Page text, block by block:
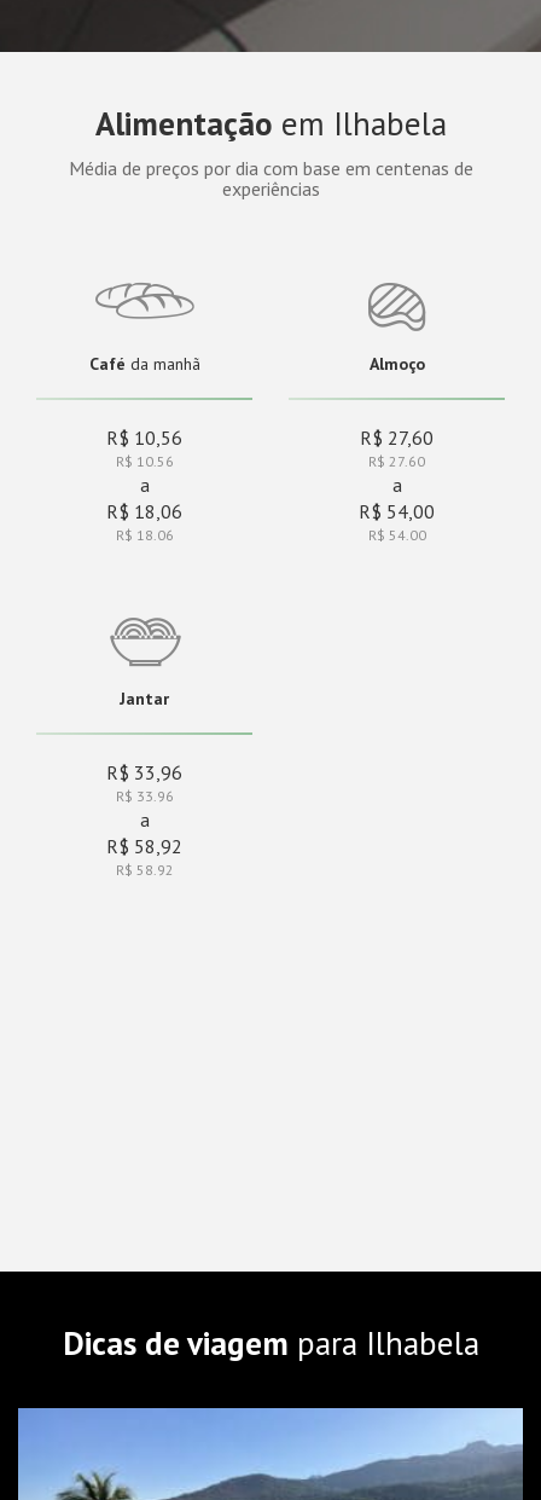
Alimentação em Ilhabela
Média de preços por dia com base em centenas de
experiências
Café da manhã
R$ 10,56
R$ 10.56
a
R$ 18,06
R$ 18.06
Almoço
R$ 27,60
R$ 27.60
a
R$ 54,00
R$ 54.00
Jantar
R$ 33,96
R$ 33.96
a
R$ 58,92
R$ 58.92
Dicas de viagem para Ilhabela